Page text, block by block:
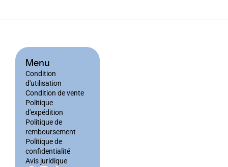
Menu
Condition
d'utilisation
Condition de vente
Politique
d'expédition
Politique de
remboursement
Politique de
confidentialité
Avis juridique